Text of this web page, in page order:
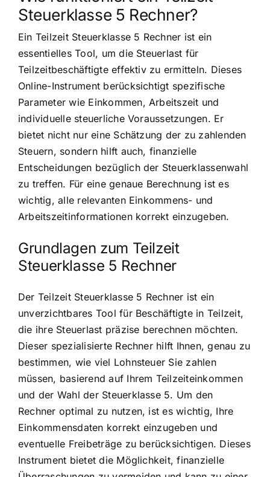
Steuerklasse 5 Rechner?
Ein Teilzeit Steuerklasse 5 Rechner ist ein
essentielles Tool, um die Steuerlast für
Teilzeitbeschäftigte effektiv zu ermitteln. Dieses
Online-Instrument berücksichtigt spezifische
Parameter wie Einkommen, Arbeitszeit und
individuelle steuerliche Voraussetzungen. Er
bietet nicht nur eine Schätzung der zu zahlenden
Steuern, sondern hilft auch, finanzielle
Entscheidungen bezüglich der Steuerklassenwahl
zu treffen. Für eine genaue Berechnung ist es
wichtig, alle relevanten Einkommens- und
Arbeitszeitinformationen korrekt einzugeben.
Grundlagen zum Teilzeit
Steuerklasse 5 Rechner
Der Teilzeit Steuerklasse 5 Rechner ist ein
unverzichtbares Tool für Beschäftigte in Teilzeit,
die ihre Steuerlast präzise berechnen möchten.
Dieser spezialisierte Rechner hilft Ihnen, genau zu
bestimmen, wie viel Lohnsteuer Sie zahlen
müssen, basierend auf Ihrem Teilzeiteinkommen
und der Wahl der Steuerklasse 5. Um den
Rechner optimal zu nutzen, ist es wichtig, Ihre
Einkommensdaten korrekt einzugeben und
eventuelle Freibeträge zu berücksichtigen. Dieses
Instrument bietet die Möglichkeit, finanzielle